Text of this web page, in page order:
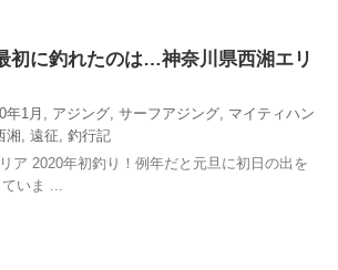
初に釣れたのは…神奈川県西湘エリ
年1月 アジング サーフアジング マイティハン
湘 遠征 釣行記
ア 2020年初釣り！例年だと元旦に初日の出を
いま ...